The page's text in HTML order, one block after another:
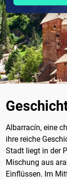
Albarracín, eine
ihre reiche
Stadt liegt in der
Mischung aus
Einflüssen. Im